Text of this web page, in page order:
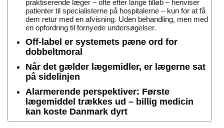
praktiserende læger – ofte efter lange tilløb – henviser
patienter til specialisterne på hospitalerne – kun for at få
dem retur med en afvisning. Uden behandling, men med
en opfordring til fornyede undersøgelser.
Off-label er systemets pæne ord for
dobbeltmoral
Når det gælder lægemidler, er lægerne sat
på sidelinjen
Alarmerende perspektiver: Første
lægemiddel trækkes ud – billig medicin
kan koste Danmark dyrt